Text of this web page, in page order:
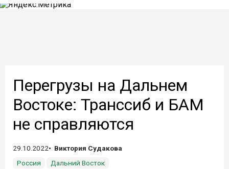
Перегрузы на Дальнем
Востоке: Транссиб и БАМ
не справляются
29.10.2022
Виктория Судакова
Россия
Дальний Восток